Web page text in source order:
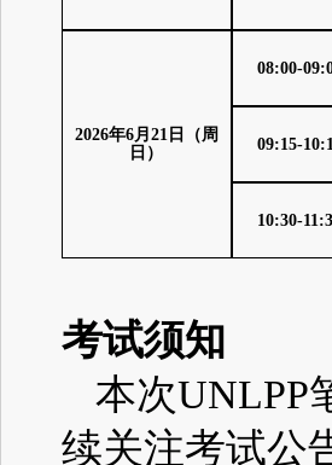
2026年6月 21 日（周
日）
08:00-
09:15-
10:30-
考试须知
本次UNLPP
续关注考试公